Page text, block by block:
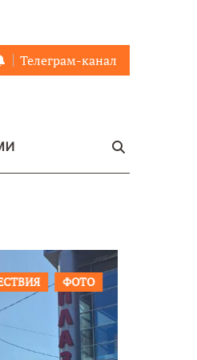
Телеграм-канал
ФОТО